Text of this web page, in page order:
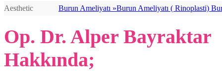
Aesthetic Burun Ameliyatı »Burun Ameliyatı ( Rinoplasti) Burun Ameliyatı (http://bursaburun.com) - Rinoplasti (index.php/estetik-cerrahi/yuz-estetigi-bursa-estetik/burun-estetigi.html) - - Burun Estetiği (http://bursaburun.com/burun-estetik/burun-estetigi.html) Estetik Burun (undefined/) cerrahisi veya rhinoplasti (index.php/estetik-cerrahi/yuz-estetigi-bursa-estetik/burun-estetigi.html), burnun görünümünü iyileştirmek için yeniden en iyi şekli vermek demektir. Rekonstrüktif rhinoplasti (http://bursaburun.com); konjenital anomalileri ve travma nedenli şekil bozukluklarını düzeltmek için uygulanır. Ayıca, burun içi deformitelere (http://www.bursaburun.com) bağlı tıkanıklıkları (http://bursaburun.com/burun-estetigi-hangi-sorunlar-icin-uygulanir-.html) hafifletmek için uygulanan ameliyat olan septoplasti ile birliktede yapılabilir.En iyi Burun Estetiği (http://www.alperbayraktar.com.tr), En İyi Burun Estetikçi (http://www.alperbayraktar.com.tr)Op.Dr.Alper Bayraktar (http://www.alperbayraktar.com.tr) Burun yüz bölgesinin estetiğini belirleyen en önemli unsurdur. Estetik cerrahi alanı içindeki en önemli ameliyat grubunu oluşturan burun estetiği, tıp dilinde rinoplasti olarak adlandırılır. Burun estetiği ameliyatı buruna yeni şekil vermek için uygulanır. Burun ucu kaldırılıp indirilebilir, burun ucu inceltilip sivriltilebilir, veya tam tersi kalınlaştırılabilir, burunda sağa sola eğrilikler varsa düzeltilebilir, burun sırtı çökükse dolgunlaştırılabilir, kambursa fazlalıkları alınabilir, burun delikleri büyükse küçültülebilir, asimetri varsa düzeltilebilir. Burnun şekli ile ilgili problemlerin yanı sıra septum deviasyonu adı verilen iç kıkırdak ve kemik eğrilikleri, buna bağlı nefes alma zorluğu varsa burun estetiği ameliyatı ile birlikte septum deviasyonu ameliyatı da yapılarak nefes almada rahatlama sağlanır. İdeal burun estetiği, buruna yüz ile uyumlu doğal bir şekil vermekle birlikte nefes almayı da rahatlatmalıdır. Burun Ameliyat öncesi göz önünde bulundurulması gerekenler Burun estetiği (http://bursaburun.com/) (Rhinoplasti) düşünülüyorsa, atılması gereken ilk adım estetik cerrah ile görüşmektir. Cerrahi sonrası görünüş ve hisleriniz hakkındaki beklentilerinizi samimi olarak cerrahınızla görüşmelisiniz. Herhangi bir estetik ameliyat olmadan önce duygusal olarak dengeli durumda olmanız en önemli faktörlerden biridir. Rhinoplasti (index.php/estetik-cerrahi/yuz-estetigi-bursa-estetik/burun-estetigi.html) yani burun estetiği burnunuzun şeklini değiştirecek; hayatınızın değil. Estetik cerrahi görünümünüzü iyileştirip sizin kendinize olan güveninizi tazeleyecektir. Cerrahınız sizi muayene ettikten sonra, uygulamadaki kararları etkileyecek diğer değişiklikleri sizinle görüşecektir. Pek çok örnekte rhinoplasti (index.php/estetik-cerrahi/yuz-estetigi-bursa-estetik/burun-estetigi.html) için tavsiye edilen en erken yaş, burnun gelişiminin yüzde doksanını tamamladığı genç yaşlardır. Daha yaşlı bireylerin durumu, yaşa göre farklılıklar göstermektedir. İlk görüşme sırasında cerrah uygulayacağı cerrahi tekniği, anesteziyi, ameliyatın nerede yapılacağı ve gerçekci olarak ameliyattan ne beklenmesi gerektiğini içeren özel detayları size açıklayacaktır. Rhinoplastiye
Op. Dr. Alper Bayraktar
Hakkında;